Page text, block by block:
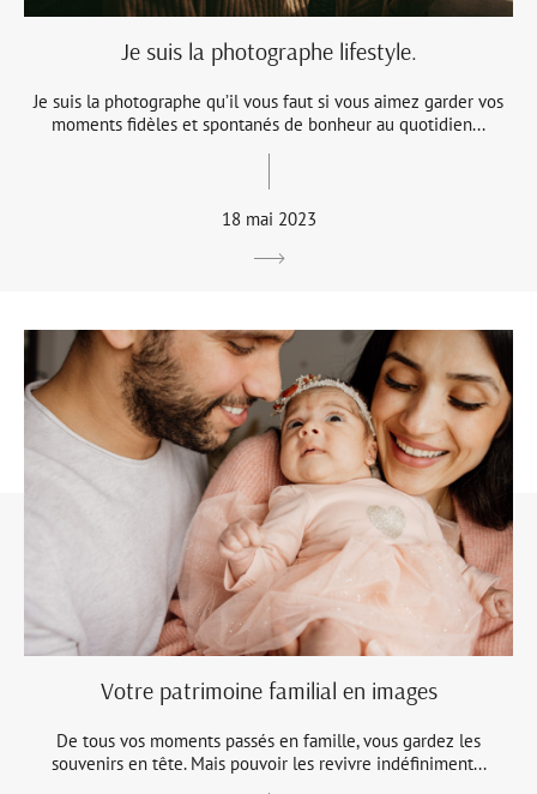
Je suis la photographe lifestyle.
Je suis la photographe qu’il vous faut si vous aimez garder vos
moments fidèles et spontanés de bonheur au quotidien...
18 mai 2023
Votre patrimoine familial en images
De tous vos moments passés en famille, vous gardez les
souvenirs en tête. Mais pouvoir les revivre indéfiniment...